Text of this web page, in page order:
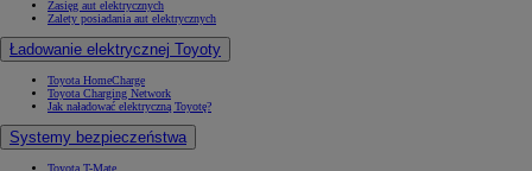
Zasięg aut elektrycznych
Zalety posiadania aut elektrycznych
Ładowanie elektrycznej Toyoty
Toyota HomeCharge
Toyota Charging Network
Jak naładować elektryczną Toyotę?
Systemy bezpieczeństwa
Toyota T-Mate